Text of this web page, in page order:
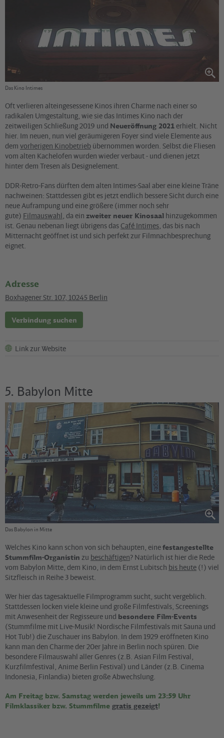
Das Kino Intimes
Oft verlieren alteingesessene Kinos ihren Charme nach einer so
radikalen Umgestaltung, wie sie das Intimes Kino nach der
zeitweiligen Schließung 2019 und Neueröffnung 2021 erhielt. Nicht
hier. Im neuen, nun viel geräumigeren Foyer sind viele Elemente aus
dem vorherigen Kinobetrieb übernommen worden. Selbst die Fliesen
vom alten Kachelofen wurden wieder verbaut - und dienen jetzt
hinter dem Tresen als Designelement.
DDR-Retro-Fans dürften dem alten Intimes-Saal aber eine kleine Träne
nachweinen: Stattdessen gibt es jetzt endlich bessere Sicht durch eine
neue Auframpung und eine größere (immer noch sehr
gute) Filmauswahl , da ein zweiter neuer Kinosaal hinzugekommen
ist. Genau nebenan liegt übrigens das Café Intimes , das bis nach
Mitternacht geöffnet ist und sich perfekt zur Filmnachbesprechung
eignet.
Adresse
Boxhagener Str. 107, 10245 Berlin
Verbindung suchen
Link zur Website
5. Babylon Mitte
©
Anne Krüger
Das Babylon in Mitte
Welches Kino kann schon von sich behaupten, einefestangestellte
Stummfilm-Organistin zu beschäftigen? Natürlich ist hier die Rede
vom Babylon Mitte, dem Kino, in dem Ernst Lubitsch bis heute (!) viel
Sitzfleisch in Reihe 3 beweist.
Wer hier das tagesaktuelle Filmprogramm sucht, sucht vergeblich.
Stattdessen locken viele kleine und große Filmfestivals, Screenings
mit Anwesenheit der Regisseure und besondere Film-Events
(Stummfilme mit Live-Musik! Nordische Filmfestivals mit Sauna und
Hot Tub!) die Zuschauer ins Babylon. In dem 1929 eröffneten Kino
kann man den Charme der 20er Jahre in Berlin noch spüren. Die
besondere Filmauswahl aller Genres (z.B. Asian Film Festival,
Kurzfilmfestival, Anime Berlin Festival) und Länder (z.B. Cinema
Indonesia, Finlandia) bieten große Abwechslung.
Am Freitag bzw. Samstag werden jeweils um 23:59 Uhr
Filmklassiker bzw. Stummfilme gratis gezeigt!